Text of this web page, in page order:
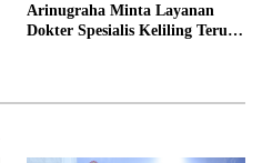
Arinugraha Minta Layanan
Dokter Spesialis Keliling Terus